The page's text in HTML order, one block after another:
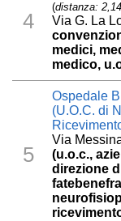
4
(distanza:
Via G. La
medici,
medico,
5
Ospedale
(U.O.C. di
Via
(u.o.c.,
direzione